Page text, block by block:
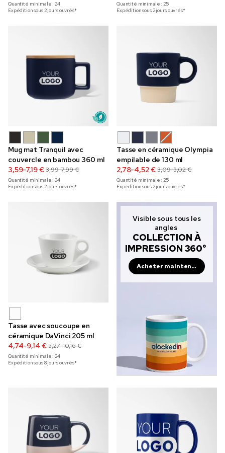
Quantité minimale :24
Expédition sous 2 jours ouvrés*
Quantité minimale :25
Expédition sous 2 jours ouvrés*
Mug mat Tranquil avec
couvercle en bambou 360 ml
3,59-7,19 € 3,99-7,99 €
Quantité minimale :24
Expédition sous 2 jours ouvrés*
Tasse en céramique Olympia
empilable de 130 ml
2,78-4,52 € 3,09-5,02 €
Quantité minimale :25
Expédition sous 2 jours ouvrés*
Tasse avec soucoupe en
céramique DaVinci 205 ml
4,74-9,14 € 5,27-10,16 €
Quantité minimale :24
Expédition sous 8 jours ouvrés*
Visible sous tous les
angles
COLLECTION À
IMPRESSION 360°
Acheter maintenant